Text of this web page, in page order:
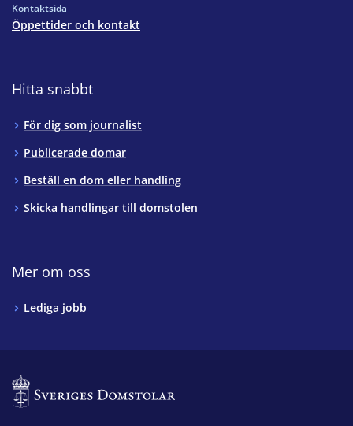
Kontaktsida
Öppettider och kontakt
Hitta snabbt
För dig som journalist
Publicerade domar
Beställ en dom eller handling
Skicka handlingar till domstolen
Mer om oss
Lediga jobb